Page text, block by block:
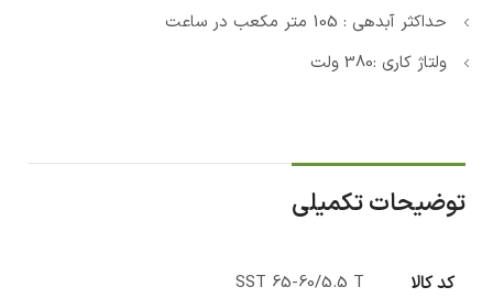
حداکثر آبدهی : 105 متر مکعب در ساعت
ولتاژ کاری :380 ولت
توضیحات تکمیلی
کد کالا SST 65-60/5.5 T